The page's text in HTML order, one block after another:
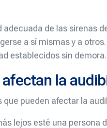
adecuada de las sirenas
a sí mismas y a
establecidos sin demora.
la
que pueden afectar la
lejos esté una persona